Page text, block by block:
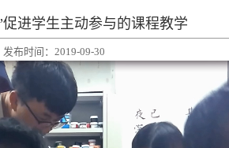
促进学生主动参与的课程教学
发布时间：2019-09-30